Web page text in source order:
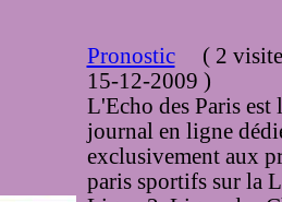
Pronostic(2
15-12-2009 )
L'Echo des Paris est
journal en ligne
exclusivement aux
paris sportifs sur la